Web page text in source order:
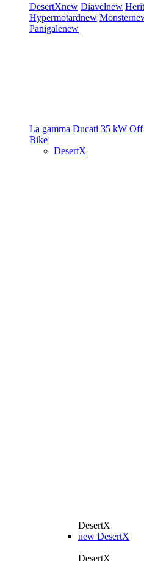
DesertXnew Diavelnew
Hypermotardnew Monster
Panigalenew
La gamma Ducati 35 kW
Bike
DesertX
DesertX
new DesertX
DesertX